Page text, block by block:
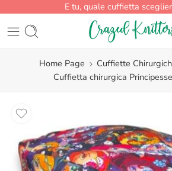
E tu, quale cuffietta
Home Page Cuffiette
Cuffietta chirurgica